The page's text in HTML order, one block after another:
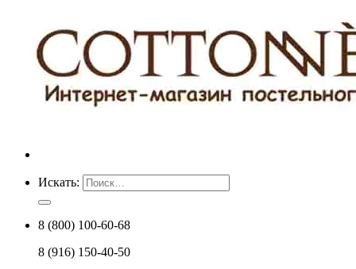
Искать:
8 (800) 100-60-68
8 (916) 150-40-50